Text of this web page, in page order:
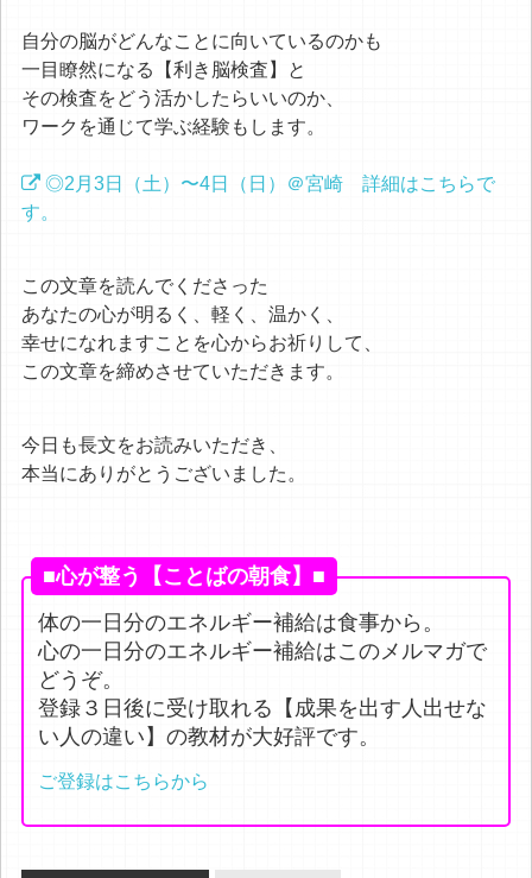
自分の脳がどんなことに向いているのかも
一目瞭然になる【利き脳検査】と
その検査をどう活かしたらいいのか、
ワークを通じて学ぶ経験もします。
◎2月3日（土）〜4日（日）＠宮崎 詳細はこちらで
す。
この文章を読んでくださった
あなたの心が明るく、軽く、温かく、
幸せになれますことを心からお祈りして、
この文章を締めさせていただきます。
今日も長文をお読みいただき、
本当にありがとうございました。
■心が整う【ことばの朝食】■
体の一日分のエネルギー補給は食事から。
心の一日分のエネルギー補給はこのメルマガで
どうぞ。
登録３日後に受け取れる【成果を出す人出せな
い人の違い】の教材が大好評です。
ご登録はこちらから